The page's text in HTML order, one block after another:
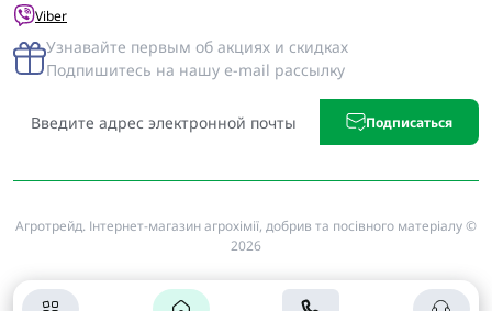
Viber
Узнавайте первым об акциях и скидках
Подпишитесь на нашу e-mail рассылку
Подписаться
Агротрейд. Інтернет-магазин агрохімії, добрив та посівного матеріалу ©
2026